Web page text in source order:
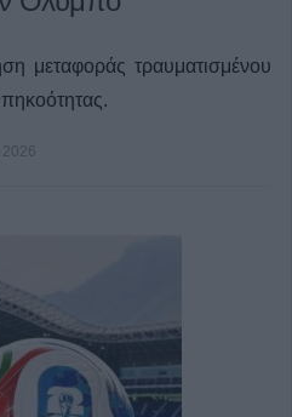
μεταφοράς τραυματισμένου
2026